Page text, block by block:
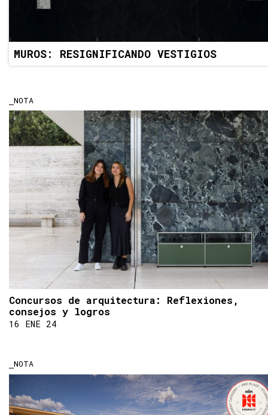
MUROS: RESIGNIFICANDO VESTIGIOS
NOTA
Concursos de arquitectura: Reflexiones,
consejos y logros
16 ENE 24
NOTA